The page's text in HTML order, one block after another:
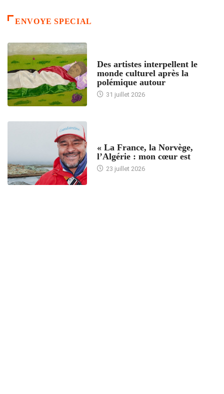
ENVOYE SPECIAL
Des artistes interpellent le
monde culturel après la
polémique autour
31 juillet 2026
« La France, la Norvège,
l’Algérie : mon cœur est
23 juillet 2026